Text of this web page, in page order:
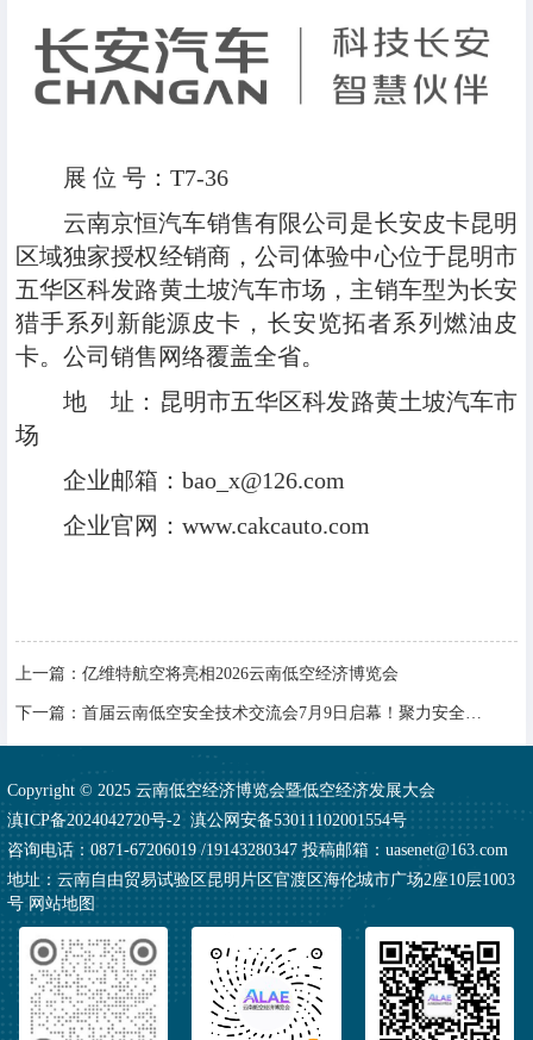
展 位 号：T7-36
云南京恒汽车销售有限公司是长安皮卡昆明
区域独家授权经销商，公司体验中心位于昆明市
五华区科发路黄土坡汽车市场，主销车型为长安
猎手系列新能源皮卡，长安览拓者系列燃油皮
卡。公司销售网络覆盖全省。
地 址：昆明市五华区科发路黄土坡汽车市
场
企业邮箱：bao_x@126.com
企业官网：www.cakcauto.com
上一篇： 亿维特航空将亮相2026云南低空经济博览会
下一篇： 首届云南低空安全技术交流会7月9日启幕！聚力安全守底线，共探低空产业新机遇
Copyright © 2025 云南低空经济博览会暨低空经济发展大会
滇ICP备2024042720号-2滇公网安备53011102001554号
咨询电话：0871-67206019 /19143280347 投稿邮箱：uasenet@163.com
地址：云南自由贸易试验区昆明片区官渡区海伦城市广场2座10层1003
号网站地图